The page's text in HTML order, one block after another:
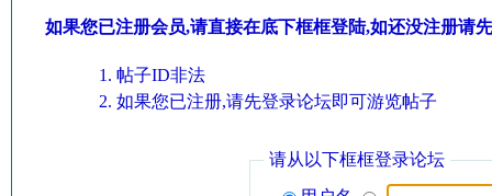
如果您已注册会员,请直接在底下框框登陆,如还没注册请
帖子ID非法
如果您已注册,请先登录论坛即可游览帖子
请从以下框框登录论坛